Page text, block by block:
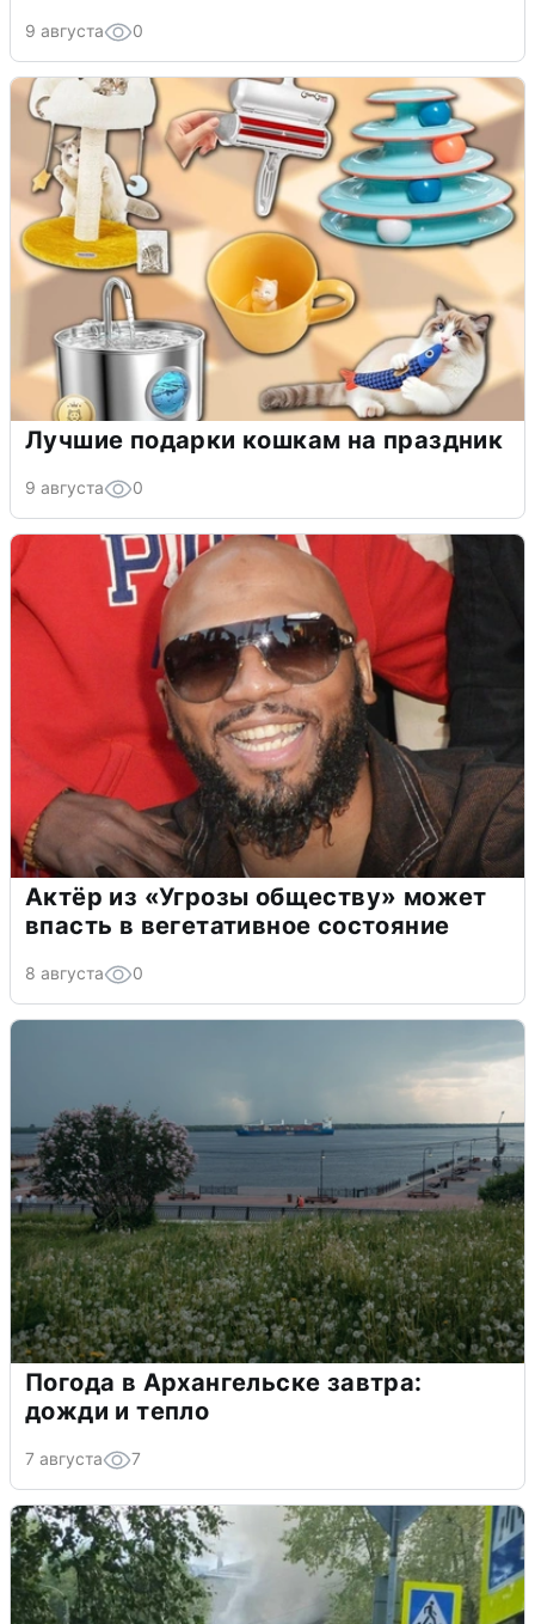
9 августа 0
Лучшие подарки кошкам на праздник
9 августа 0
Актёр из «Угрозы обществу» может
впасть в вегетативное состояние
8 августа 0
Погода в Архангельске завтра:
дожди и тепло
7 августа 7